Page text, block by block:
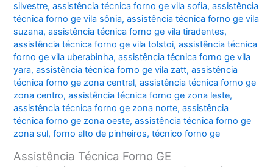
silvestre,assistência técnica forno ge vila sofia,assistência
técnica forno ge vila sônia,assistência técnica forno ge vila
suzana,assistência técnica forno ge vila tiradentes,
assistência técnica forno ge vila tolstoi,assistência técnica
forno ge vila uberabinha,assistência técnica forno ge vila
yara,assistência técnica forno ge vila zatt,assistência
técnica forno ge zona central,assistência técnica forno ge
zona centro,assistência técnica forno ge zona leste,
assistência técnica forno ge zona norte,assistência
técnica forno ge zona oeste,assistência técnica forno ge
zona sul,forno alto de pinheiros,técnico forno ge
Assistência Técnica Forno GE